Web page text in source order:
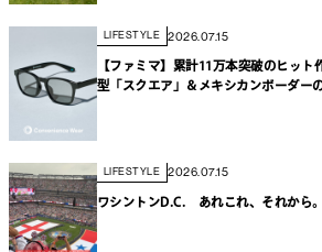
LIFESTYLE 2026.07.15
【ファミマ】累計11万本突破のヒット
型「スクエア」＆メキシカンボーダー
LIFESTYLE 2026.07.15
ワシントンD.C. あれこれ、それから